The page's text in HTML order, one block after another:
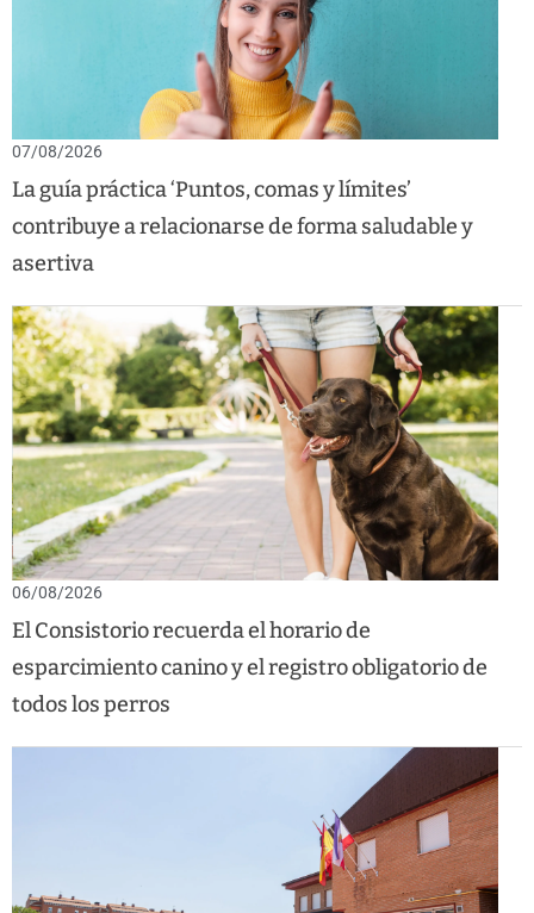
07/08/2026
La guía práctica ‘Puntos, comas y límites’
contribuye a relacionarse de forma saludable y
asertiva
06/08/2026
El Consistorio recuerda el horario de
esparcimiento canino y el registro obligatorio de
todos los perros